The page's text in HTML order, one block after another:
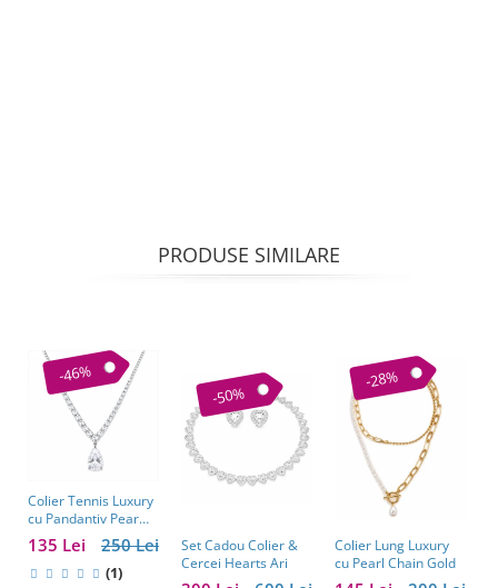
PRODUSE SIMILARE
-46%
Colier Tennis Luxury
cu Pandantiv Pear
Cut – Eleganță
Atemporală 250 Lei
135 Lei
(1)
-50%
Set Cadou Colier &
Cercei Hearts Ari
-28%
Colier Lung Luxury
cu Pearl Chain Gold